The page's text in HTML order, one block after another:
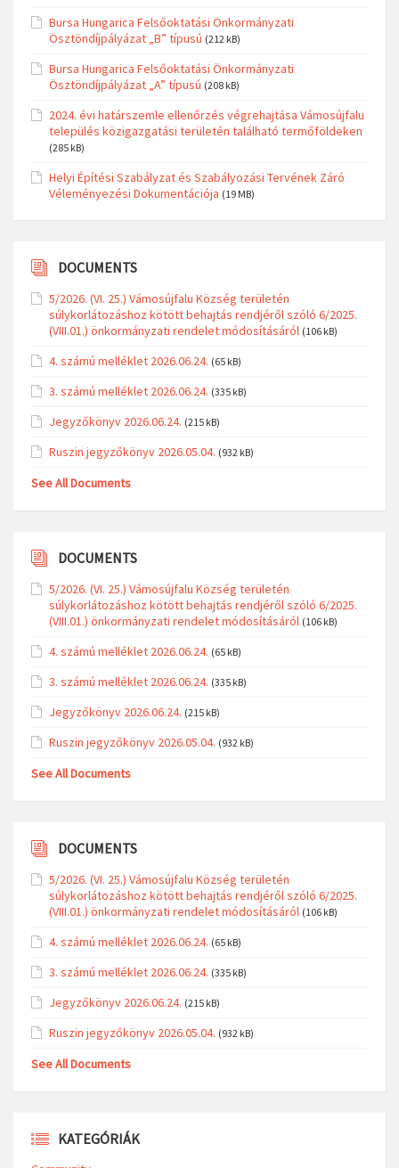
Bursa Hungarica Felsőoktatási Önkormányzati
Ösztöndíjpályázat „B” típusú (212 kB)
Bursa Hungarica Felsőoktatási Önkormányzati
Ösztöndíjpályázat „A” típusú (208 kB)
2024. évi határszemle ellenőrzés végrehajtása Vámosújfalu
település közigazgatási területén található termőföldeken
(285 kB)
Helyi Építési Szabályzat és Szabályozási Tervének Záró
Véleményezési Dokumentációja (19 MB)
DOCUMENTS
5/2026. (VI. 25.) Vámosújfalu Község területén
súlykorlátozáshoz kötött behajtás rendjéről szóló 6/2025.
(VIII.01.) önkormányzati rendelet módosításáról (106 kB)
4. számú melléklet 2026.06.24. (65 kB)
3. számú melléklet 2026.06.24. (335 kB)
Jegyzőkönyv 2026.06.24. (215 kB)
Ruszin jegyzőkönyv 2026.05.04. (932 kB)
See All Documents
DOCUMENTS
5/2026. (VI. 25.) Vámosújfalu Község területén
súlykorlátozáshoz kötött behajtás rendjéről szóló 6/2025.
(VIII.01.) önkormányzati rendelet módosításáról (106 kB)
4. számú melléklet 2026.06.24. (65 kB)
3. számú melléklet 2026.06.24. (335 kB)
Jegyzőkönyv 2026.06.24. (215 kB)
Ruszin jegyzőkönyv 2026.05.04. (932 kB)
See All Documents
DOCUMENTS
5/2026. (VI. 25.) Vámosújfalu Község területén
súlykorlátozáshoz kötött behajtás rendjéről szóló 6/2025.
(VIII.01.) önkormányzati rendelet módosításáról (106 kB)
4. számú melléklet 2026.06.24. (65 kB)
3. számú melléklet 2026.06.24. (335 kB)
Jegyzőkönyv 2026.06.24. (215 kB)
Ruszin jegyzőkönyv 2026.05.04. (932 kB)
See All Documents
KATEGÓRIÁK